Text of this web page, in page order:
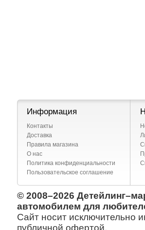
Информация
Контакты
Доставка
Правила магазина
О нас
Политика конфиденциальности
Пользовательское соглашение
© 2008–2026
автомобилем для
Сайт носит исключительно
публичной офертой,